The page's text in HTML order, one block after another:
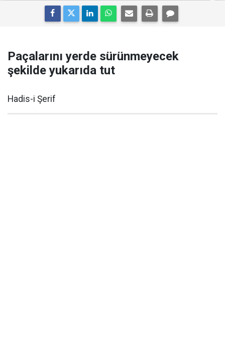
Paçalarını yerde sürünmeyecek
şekilde yukarıda tut
Hadis-i Şerif